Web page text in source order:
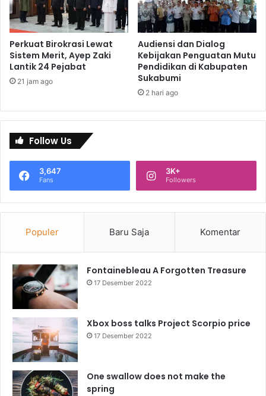
Perkuat Birokrasi Lewat
Sistem Merit, Ayep Zaki
Lantik 24 Pejabat
21 jam ago
Audiensi dan Dialog
Kebijakan Penguatan Mutu
Pendidikan di Kabupaten
Sukabumi
2 hari ago
Follow Us
3,647
Fans
3K+
Followers
Populer Baru Saja Komentar
Fontainebleau A Forgotten Treasure
17 Desember 2022
Xbox boss talks Project Scorpio price
17 Desember 2022
One swallow does not make the
spring